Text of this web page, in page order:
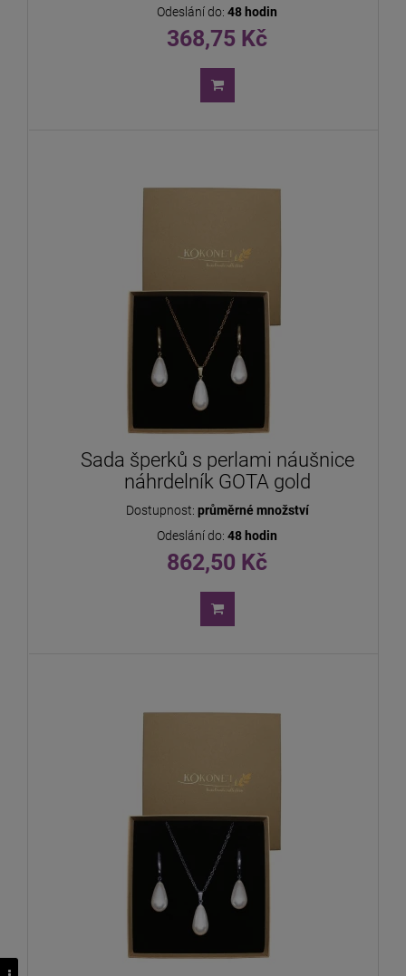
Odeslání do: 48 hodin
368,75 Kč
Sada šperků s perlami náušnice
náhrdelník GOTA gold
Dostupnost: průměrné množství
Odeslání do: 48 hodin
862,50 Kč